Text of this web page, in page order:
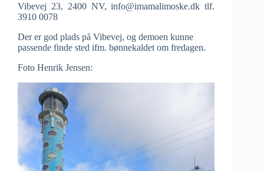
Vibevej 23, 2400 NV, info@imamalimoske.dk tlf.
3910 0078
Der er god plads på Vibevej, og demoen kunne
passende finde sted ifm. bønnekaldet om fredagen.
Foto Henrik Jensen: